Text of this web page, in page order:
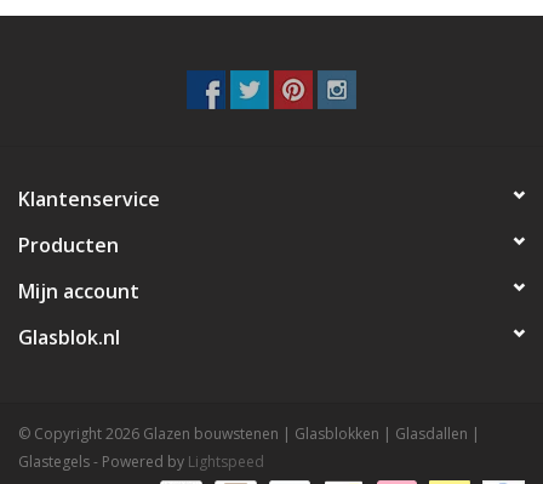
Klantenservice
Producten
Mijn account
Glasblok.nl
© Copyright 2026 Glazen bouwstenen | Glasblokken | Glasdallen |
Glastegels - Powered by Lightspeed